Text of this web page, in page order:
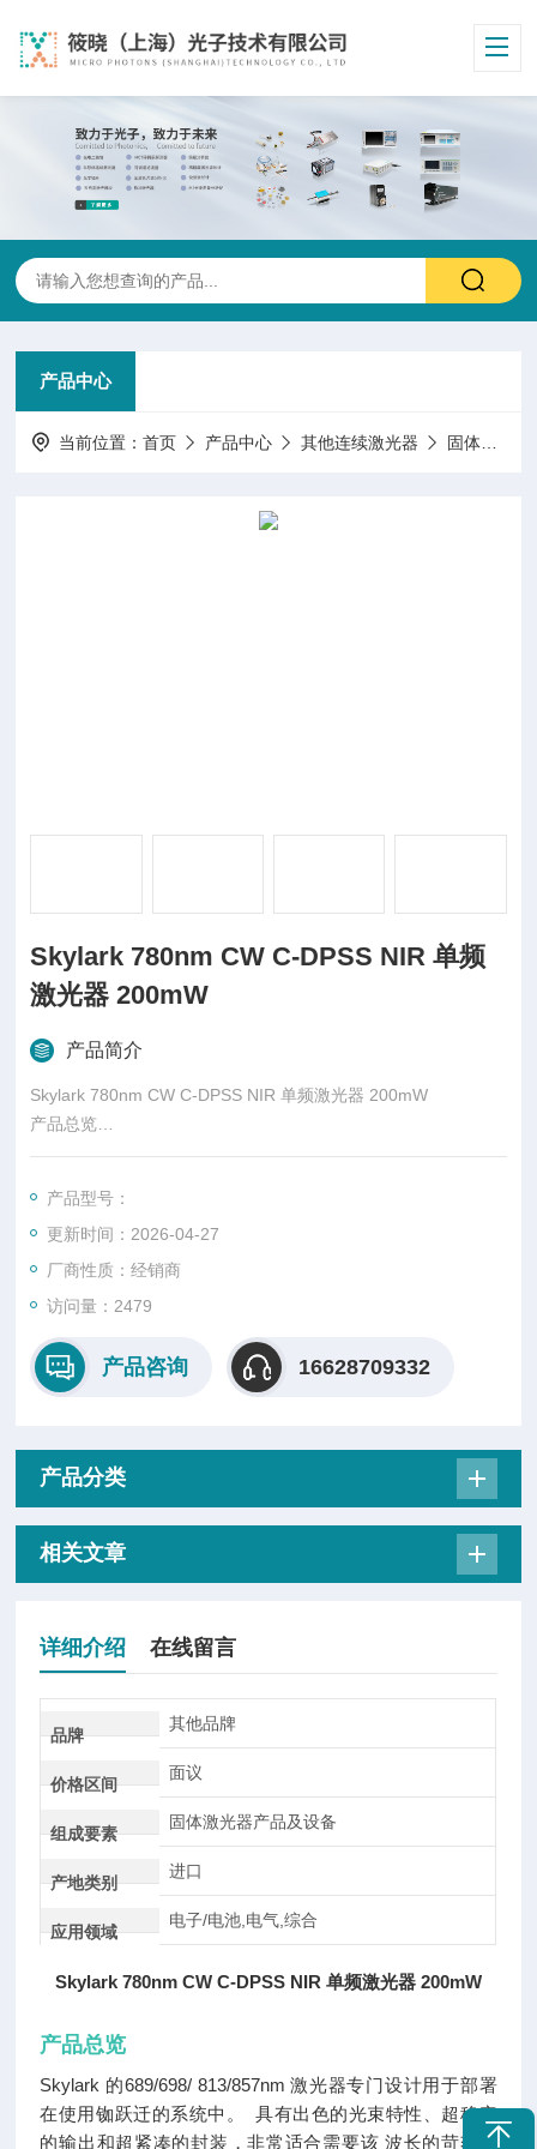
产品中心
当前位置：首页 产品中心 其他连续激光器 固体激光器
Skylark 780nm CW C-DPSS NIR 单频
激光器 200mW
产品简介
Skylark 780nm CW C-DPSS NIR 单频激光器 200mW
产品总览
Skylark 的689/698/ 813/857nm 激光器专门设计用于部署在使用
的封装，非常适合需要该 波长的苛刻应用。
产品型号：
更新时间：2026-04-27
厂商性质：经销商
访问量：2479
产品咨询 16628709332
产品分类
相关文章
详细介绍 在线留言
品牌
其他品牌
价格区间
面议
组成要素
固体激光器产品及设备
产地类别
进口
应用领域
电子/电池,电气,综合
Skylark 780nm CW C-DPSS NIR 单频激光器 200mW
产品总览
Skylark 的689/698/ 813/857nm 激光器专门设计用于部署
在使用铷跃迁的系统中。 具有出色的光束特性、超稳定
的输出和超紧凑的封装，非常适合需要该 波长的苛刻应